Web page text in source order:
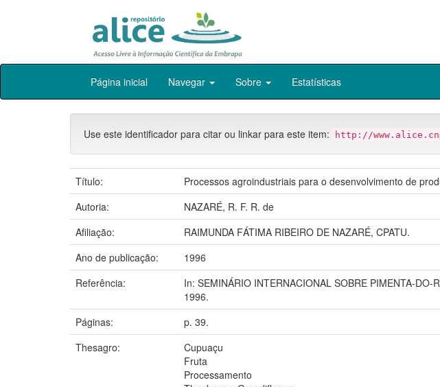
Skip
Página inicial Navegar Sobre Estatísticas
Use este identificador para citar ou linkar para este item: http://
Título:
Processos agroindustriais para o desenvolvimento de
Autoria:
NAZARÉ, R. F. R. de
Afiliação:
RAIMUNDA FÁTIMA RIBEIRO DE NAZARÉ, CPATU.
Ano de publicação:
1996
Referência:
In: SEMINÁRIO INTERNACIONAL SOBRE PIMENTA-
1996.
Páginas:
p. 39.
Thesagro:
Cupuaçu
Fruta
Processamento